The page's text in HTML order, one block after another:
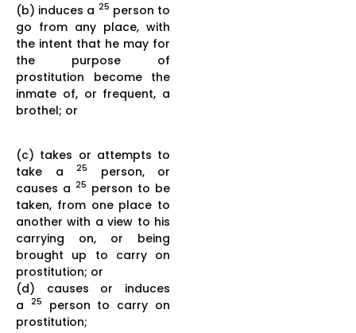
(b) induces a 25 person to
go from any place, with
the intent that he may for
the purpose of
prostitution become the
inmate of, or frequent, a
brothel; or
(c) takes or attempts to
take a
25
person, or
causes a 25 person to be
taken, from one place to
another with a view to his
carrying on, or being
brought up to carry on
prostitution; or
(d) causes or induces
a
25
person to carry on
prostitution;